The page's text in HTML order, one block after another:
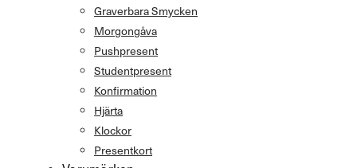
Graverbara Smycken
Morgongåva
Pushpresent
Studentpresent
Konfirmation
Hjärta
Klockor
Presentkort